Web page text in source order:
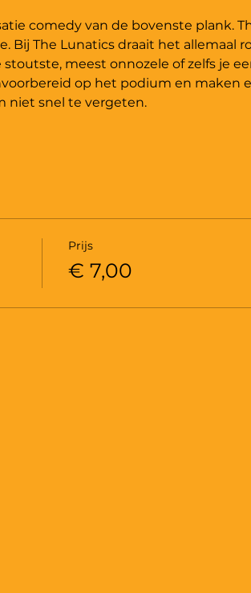
comedy van de bovenste plank.
Bij The Lunatics draait het allemaal
meest onnozele of zelfs je
op het podium en maken
niet snel te vergeten.
Prijs
€ 7,00